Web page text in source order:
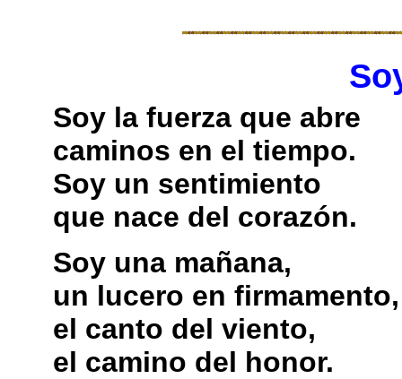
Soy la fuerza que abre
caminos en el tiempo.
Soy un sentimiento
que nace del corazón.
Soy una mañana,
un lucero en firmamento,
el canto del viento,
el camino del honor.